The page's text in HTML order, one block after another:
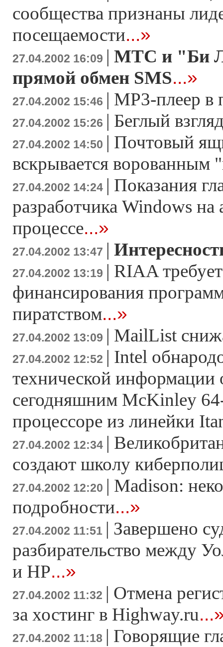
сообщества признаны
посещаемости...»
27.04.2002 16:09 | МТС и "Би
прямой обмен SMS...»
27.04.2002 15:46 | MP3-плеер в
27.04.2002 15:26 | Беглый
27.04.2002 14:50 | Почтовый
вскрывается ворованным
27.04.2002 14:24 | Показания
разработчика Windows
процессе...»
27.04.2002 13:47 |
27.04.2002 13:19 | RIAA
финансирования
пиратством...»
27.04.2002 13:09 | MailList
27.04.2002 12:52 | Intel
технической
сегодняшним McKinley
процессоре из линейки
27.04.2002 12:34 |
создают школу
27.04.2002 12:20 | Madison:
подробности...»
27.04.2002 11:51 | Завершено
разбирательство между
и HP...»
27.04.2002 11:32 | Отмена
за хостинг в Highway.ru
27.04.2002 11:18 | Говорящие